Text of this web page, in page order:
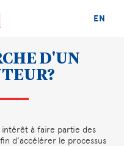
EN
D'UN
à faire partie des
d'accélérer le processus